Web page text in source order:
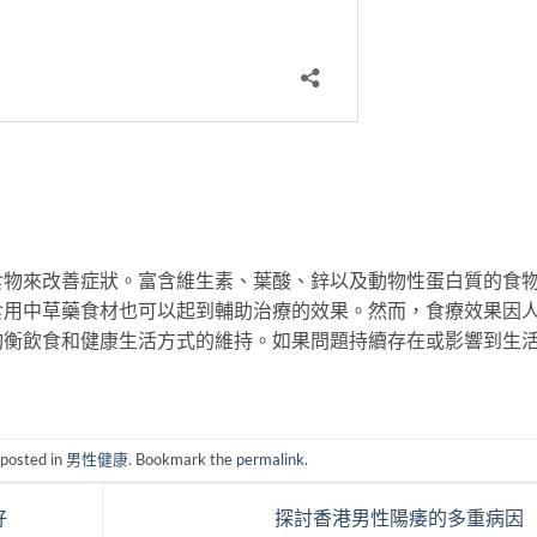
來改善症狀。富含維生素、葉酸、鋅以及動物性蛋白質的食
中草藥食材也可以起到輔助治療的效果。然而，食療效果因
飲食和健康生活方式的維持。如果問題持續存在或影響到生
in 男性健康. Bookmark the permalink.
探討香港男性陽痿的多重病因